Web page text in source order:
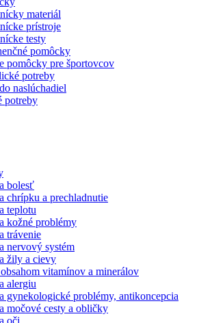
materiál
prístroje
testy
pomôcky
pomôcky pre športovcov
potreby
naslúchadiel
potreby
bolesť
chrípku a prechladnutie
teplotu
kožné problémy
trávenie
nervový systém
žily a cievy
vitamínov a minerálov
alergiu
gynekologické problémy, antikoncepcia
močové cesty a obličky
oči